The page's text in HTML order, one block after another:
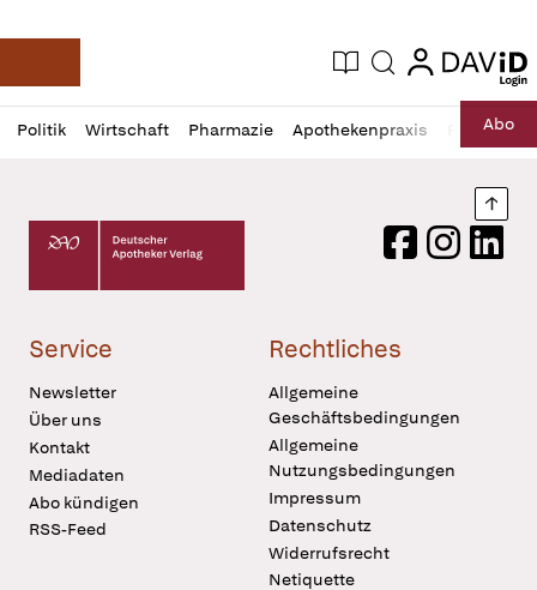
Deutsche Apotheker Zeitung
Aktuelle Ausgabe
Suche login
login
Politik Wirtschaft Pharmazie Apothekenpraxis RechtAbo
Profil
öffnen
Daz
Pur
Deutscher Apotheker Verlag Logo
FacebookInstagram
Service
Newsletter
Über uns
Kontakt
Mediadaten
Abo kündigen
RSS-Feed
Rechtliches
Allgemeine
Geschäftsbedingungen
Allgemeine
Nutzungsbedingungen
Impressum
Datenschutz
Widerrufsrecht
Netiquette